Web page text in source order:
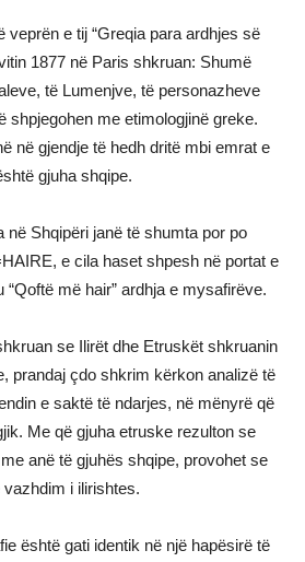
veprën e tij “Greqia para ardhjes së
1877 në Paris shkruan: Shumë
të Lumenjve, të personazheve
shpjegohen me etimologjinë greke.
në gjendje të hedh dritë mbi emrat e
gjuha shqipe.
në Shqipëri janë të shumta por po
e cila haset shpesh në portat e
më hair” ardhja e mysafirëve.
se Ilirët dhe Etruskët shkruanin
prandaj çdo shkrim kërkon analizë të
e saktë të ndarjes, në mënyrë që
Me që gjuha etruske rezulton se
anë të gjuhës shqipe, provohet se
i ilirishtes.
është gati identik në një hapësirë të